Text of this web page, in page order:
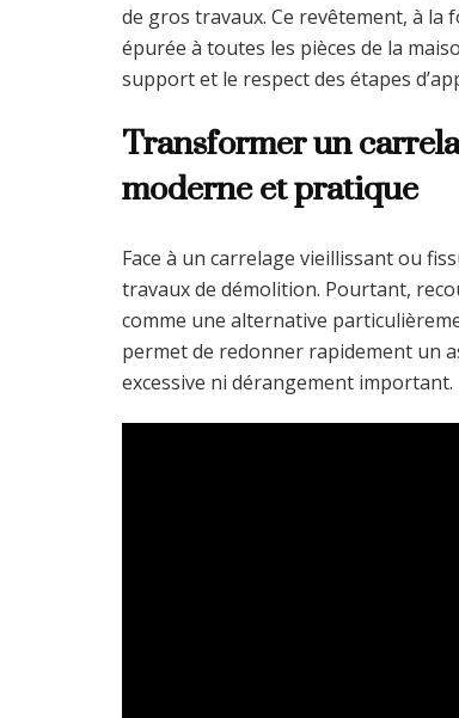
de gros travaux. Ce revêtement, à
épurée à toutes les pièces de la
support et le respect des étapes
Transformer un
moderne et pratique
Face à un carrelage vieillissant ou
travaux de démolition. Pourtant,
comme une alternative
permet de redonner rapidement un
excessive ni dérangement important.